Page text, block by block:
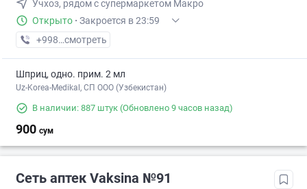
Учхоз, рядом с супермаркетом Макро
Открыто · Закроется в 23:59
+998 (77) XXX-XX-XX
смотреть
Шприц, одно. прим. 2 мл
Uz-Korea-Medikal, СП ООО (Узбекистан)
В наличии: 887 штук (Обновлено 9 часов назад)
900 сум
Сеть аптек Vaksina №91